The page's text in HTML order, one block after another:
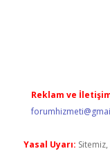
Reklam ve
Yasal Uyarı: